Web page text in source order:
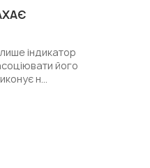
індикатор
його
н...